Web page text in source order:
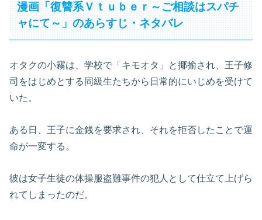
漫画「復讐系Ｖｔｕｂｅｒ～ご相談はスパチ
ャにて～」のあらすじ・ネタバレ
オタクの小霧は、学校で「キモオタ」と揶揄され、王子修
司をはじめとする同級生たちから日常的にいじめを受けて
いた。
ある日、王子に金銭を要求され、それを拒否したことで運
命が一変する。
彼は女子生徒の体操服盗難事件の犯人として仕立て上げら
れてしまったのだ。